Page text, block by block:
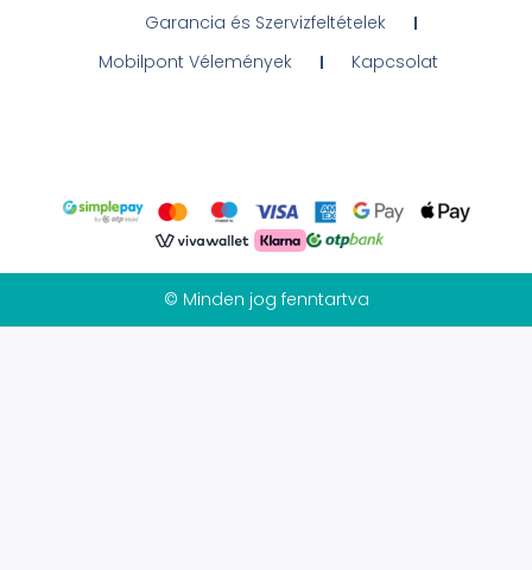
Garancia és Szervizfeltételek
Mobilpont Vélemények
Kapcsolat
© Minden jog fenntartva